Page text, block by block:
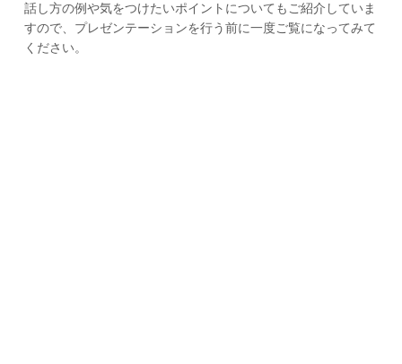
話し方の例や気をつけたいポイントについてもご紹介していま
すので、プレゼンテーションを行う前に一度ご覧になってみて
ください。